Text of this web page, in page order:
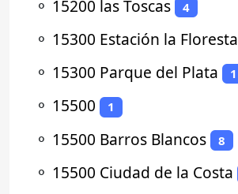
⚬ 15200 las Toscas 4
⚬ 15300 Estación la Floresta
⚬ 15300 Parque del Plata 1
⚬ 15500 1
⚬ 15500 Barros Blancos 8
⚬ 15500 Ciudad de la Costa